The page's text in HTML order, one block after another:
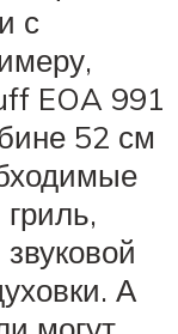
с
EOA 991
52 см
А